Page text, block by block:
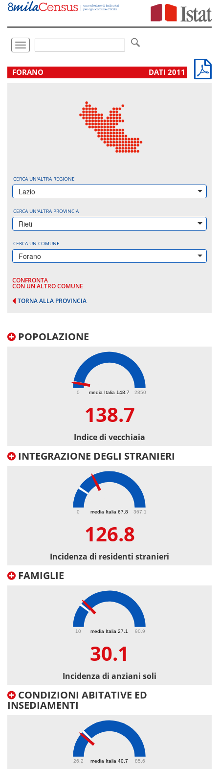
Vai
direttamente
Toggle
navigation
.
FORANO DATI 2011
CERCA UN'ALTRA REGIONE
Lazio
CERCA UN'ALTRA PROVINCIA
Rieti
CERCA UN COMUNE
Forano
CONFRONTA
CON UN ALTRO COMUNE
TORNA ALLA PROVINCIA
POPOLAZIONE
media Italia 148.7
0 2850
138.7
Indice di vecchiaia
INTEGRAZIONE DEGLI STRANIERI
media Italia 67.8
0 367.1
126.8
Incidenza di residenti stranieri
FAMIGLIE
media Italia 27.1
10 90.9
30.1
Incidenza di anziani soli
CONDIZIONI ABITATIVE ED
INSEDIAMENTI
media Italia 40.7
26.2 85.6